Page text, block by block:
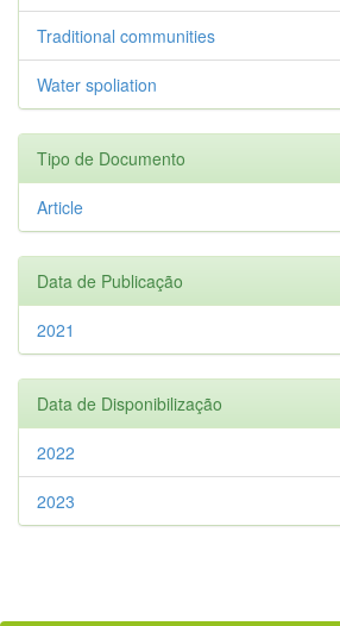
Traditional communities
Water spoliation
Tipo de Documento
Article
Data de Publicação
2021
Data de Disponibilização
2022
2023